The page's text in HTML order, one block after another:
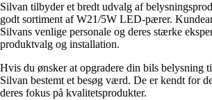
Silvan tilbyder et bredt udvalg af
godt sortiment af W21/5W LED-pærer.
Silvans venlige personale og deres stærke
produktvalg og installation.
Hvis du ønsker at opgradere din bils belysning
Silvan bestemt et besøg værd. De er kendt for
deres fokus på kvalitetsprodukter.